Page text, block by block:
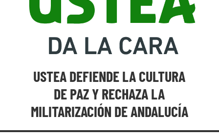
USTEA DEFIENDE LA CULTURA
DE PAZ Y RECHAZA LA
MILITARIZACIÓN DE ANDALUCÍA